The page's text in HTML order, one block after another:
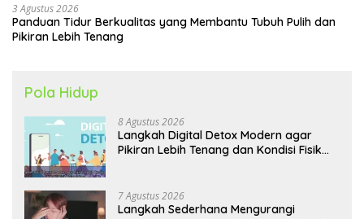
3 Agustus 2026
Panduan Tidur Berkualitas yang Membantu Tubuh Pulih dan
Pikiran Lebih Tenang
Pola Hidup
8 Agustus 2026
Langkah Digital Detox Modern agar
Pikiran Lebih Tenang dan Kondisi Fisik
7 Agustus 2026
Langkah Sederhana Mengurangi